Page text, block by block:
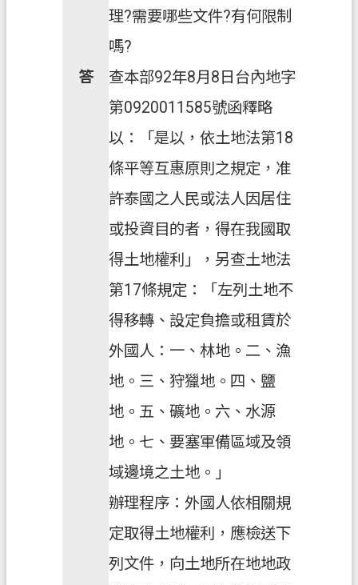
理?需要哪些文件?有何限制
嗎?
答
查本部92年8月8日台內地字
第0920011585號函釋略
以：「是以，依土地法第18
條平等互惠原則之規定，准
許泰國之人民或法人因居住
或投資目的者，得在我國取
得土地權利」，另查土地法
第17條規定：「左列土地不
得移轉、設定負擔或租賃於
外國人：一、林地。二、漁
地。三、狩獵地。四、鹽
地。五、礦地。六、水源
地。七、要塞軍備區域及領
域邊境之土地。」
辦理程序：外國人依相關規
定取得土地權利，應檢送下
列文件，向土地所在地地政